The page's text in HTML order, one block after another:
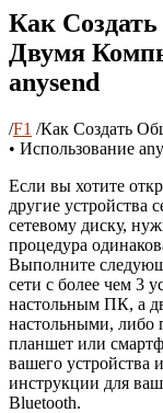
Как
Двумя
anysend
/F1 /Как Создать
• Использование
Если вы хотите
другие устройства
сетевому диску,
процедура
Выполните
сети с более чем 3
настольным ПК, а
настольными, либо
планшет или
вашего устройства
инструкции для
Bluetooth.